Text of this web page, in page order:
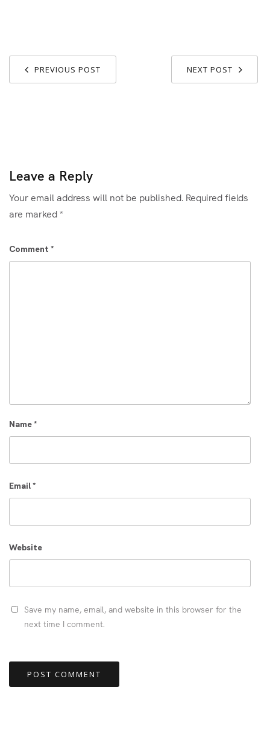
PREVIOUS POST NEXT POST
Leave a Reply
Your email address will not be published. Required fields
are marked*
Comment *
Name*
Email*
Website
Save my name, email, and website in this browser for the
next time I comment.